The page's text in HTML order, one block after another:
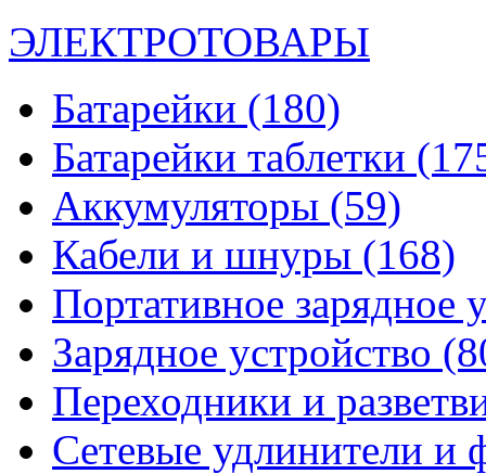
ЭЛЕКТРОТОВАРЫ
Батарейки (180)
Батарейки таблетки
Аккумуляторы (59)
Кабели и шнуры (168)
Портативное зарядное
Зарядное устройство
Переходники и
Сетевые удлинители и